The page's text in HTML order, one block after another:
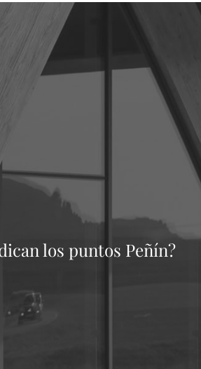
los puntos Peñín?